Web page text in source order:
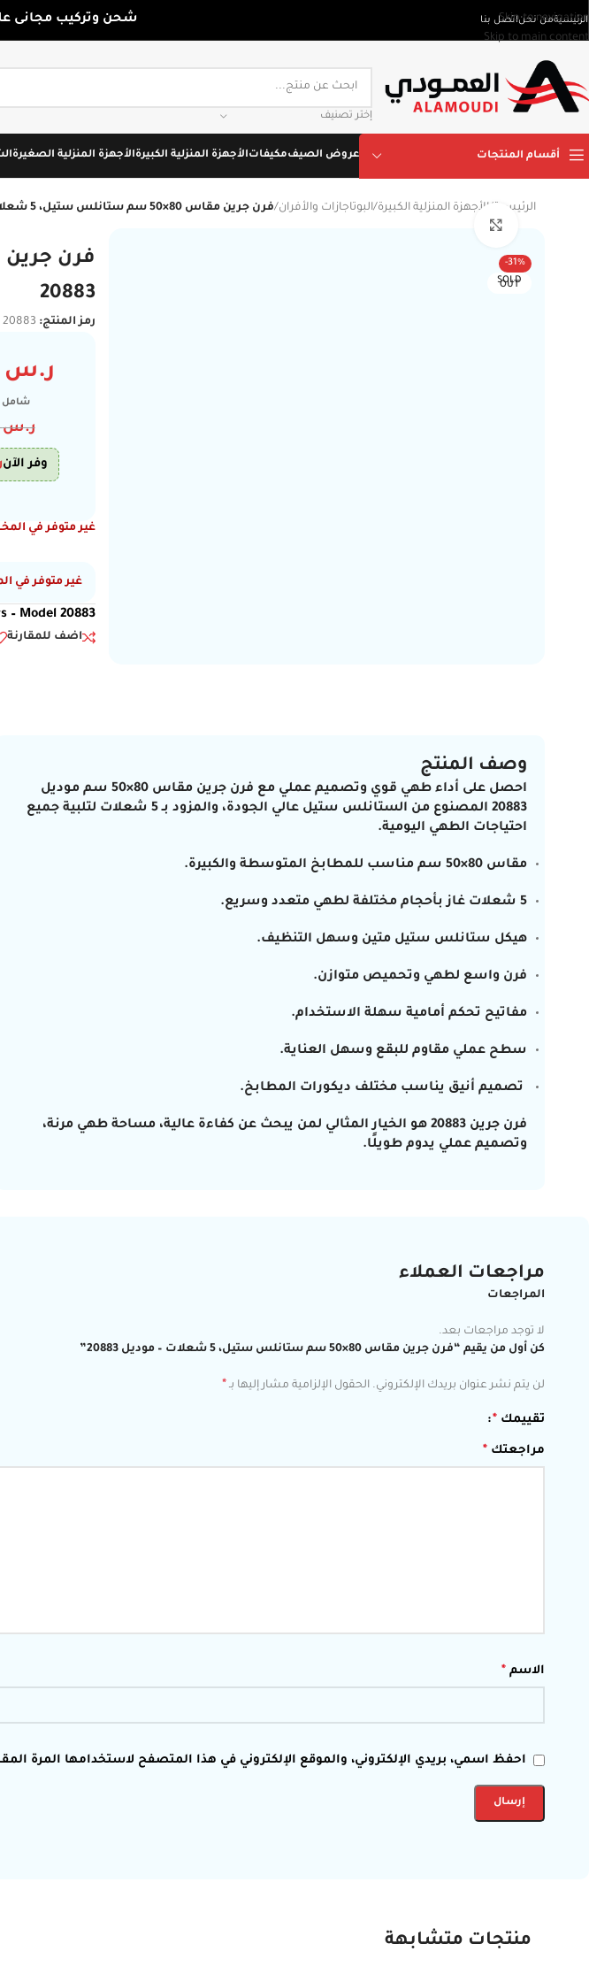
Skip to navigation
Skip to main content
الرئيسيةمن نحناتصل بنا شحن وتركيب مجانى
إختر تصنيف
أقسام المنتجات عروض الصيفمكيفاتالأجهزة المنزلية الكبيرةالأجهزة المنزلية الصغيرة
الرئيسية / الأجهزة المنزلية الكبيرة/البوتاجازات والأفران/فرن جرين مقاس 80×50 سم ستانلس ستيل، 5 شعلات – موديل 20883
-31%
SOLD
OUT
20883
رمز المنتج: 20883
ر.س
شامل
ر.س
وفر الآن
غير متوفر في
غير متوفر في
– Model 20883
اضف للمقارنة
وصف المنتج
احصل على أداء طهي قوي وتصميم عملي مع
فرن جرين مقاس 80×50 سم موديل
20883 المصنوع من الستانلس ستيل عالي الجودة، والمزود بـ5 شعلات
لتلبية جميع
احتياجات الطهي اليومية.
مقاس 80×50 سم مناسب للمطابخ المتوسطة والكبيرة.
5 شعلات غاز بأحجام مختلفة لطهي متعدد وسريع.
هيكل ستانلس ستيل متين وسهل التنظيف.
فرن واسع لطهي وتحميص متوازن.
مفاتيح تحكم أمامية سهلة الاستخدام.
سطح عملي مقاوم للبقع وسهل العناية.
تصميم أنيق يناسب مختلف ديكورات المطابخ.
فرن جرين 20883 هو الخيار المثالي لمن يبحث عن
كفاءة عالية، مساحة طهي مرنة،
وتصميم عملي يدوم طويلًا.
مراجعات العملاء
المراجعات
لا توجد مراجعات بعد.
كن أول من يقيم “فرن جرين مقاس 80×50 سم ستانلس ستيل، 5 شعلات – موديل 20883”
لن يتم نشر عنوان بريدك الإلكتروني. الحقول الإلزامية مشار إليها بـ *
تقييمك *
مراجعتك *
الاسم *
احفظ اسمي، بريدي الإلكتروني، والموقع الإلكتروني في هذا المتصفح لاستخدامها المرة
منتجات متشابهة